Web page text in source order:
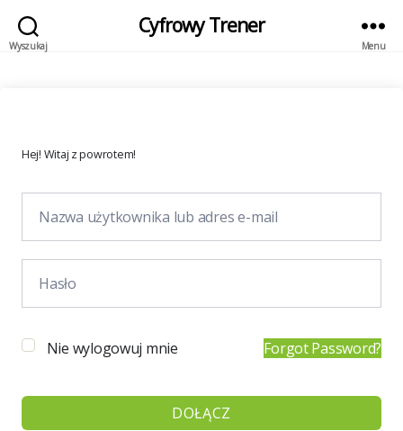
Wyszukaj
Cyfrowy Trener
Menu
Hej! Witaj z powrotem!
Nie wylogowuj mnie Forgot Password?
DOŁĄCZ